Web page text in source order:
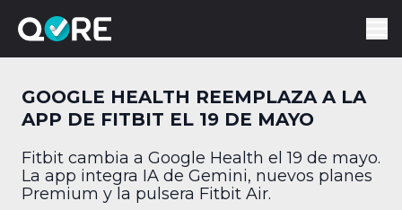
GOOGLE HEALTH REEMPLAZA A LA
APP DE FITBIT EL 19 DE MAYO
Fitbit cambia a Google Health el 19 de mayo.
La app integra IA de Gemini, nuevos planes
Premium y la pulsera Fitbit Air.